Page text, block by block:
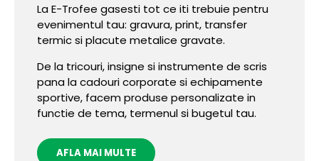
La E-Trofee gasesti tot ce iti trebuie pentru
evenimentul tau: gravura, print, transfer
termic si placute metalice gravate.
De la tricouri, insigne si instrumente de scris
pana la cadouri corporate si echipamente
sportive, facem produse personalizate in
functie de tema, termenul si bugetul tau.
AFLA MAI MULTE